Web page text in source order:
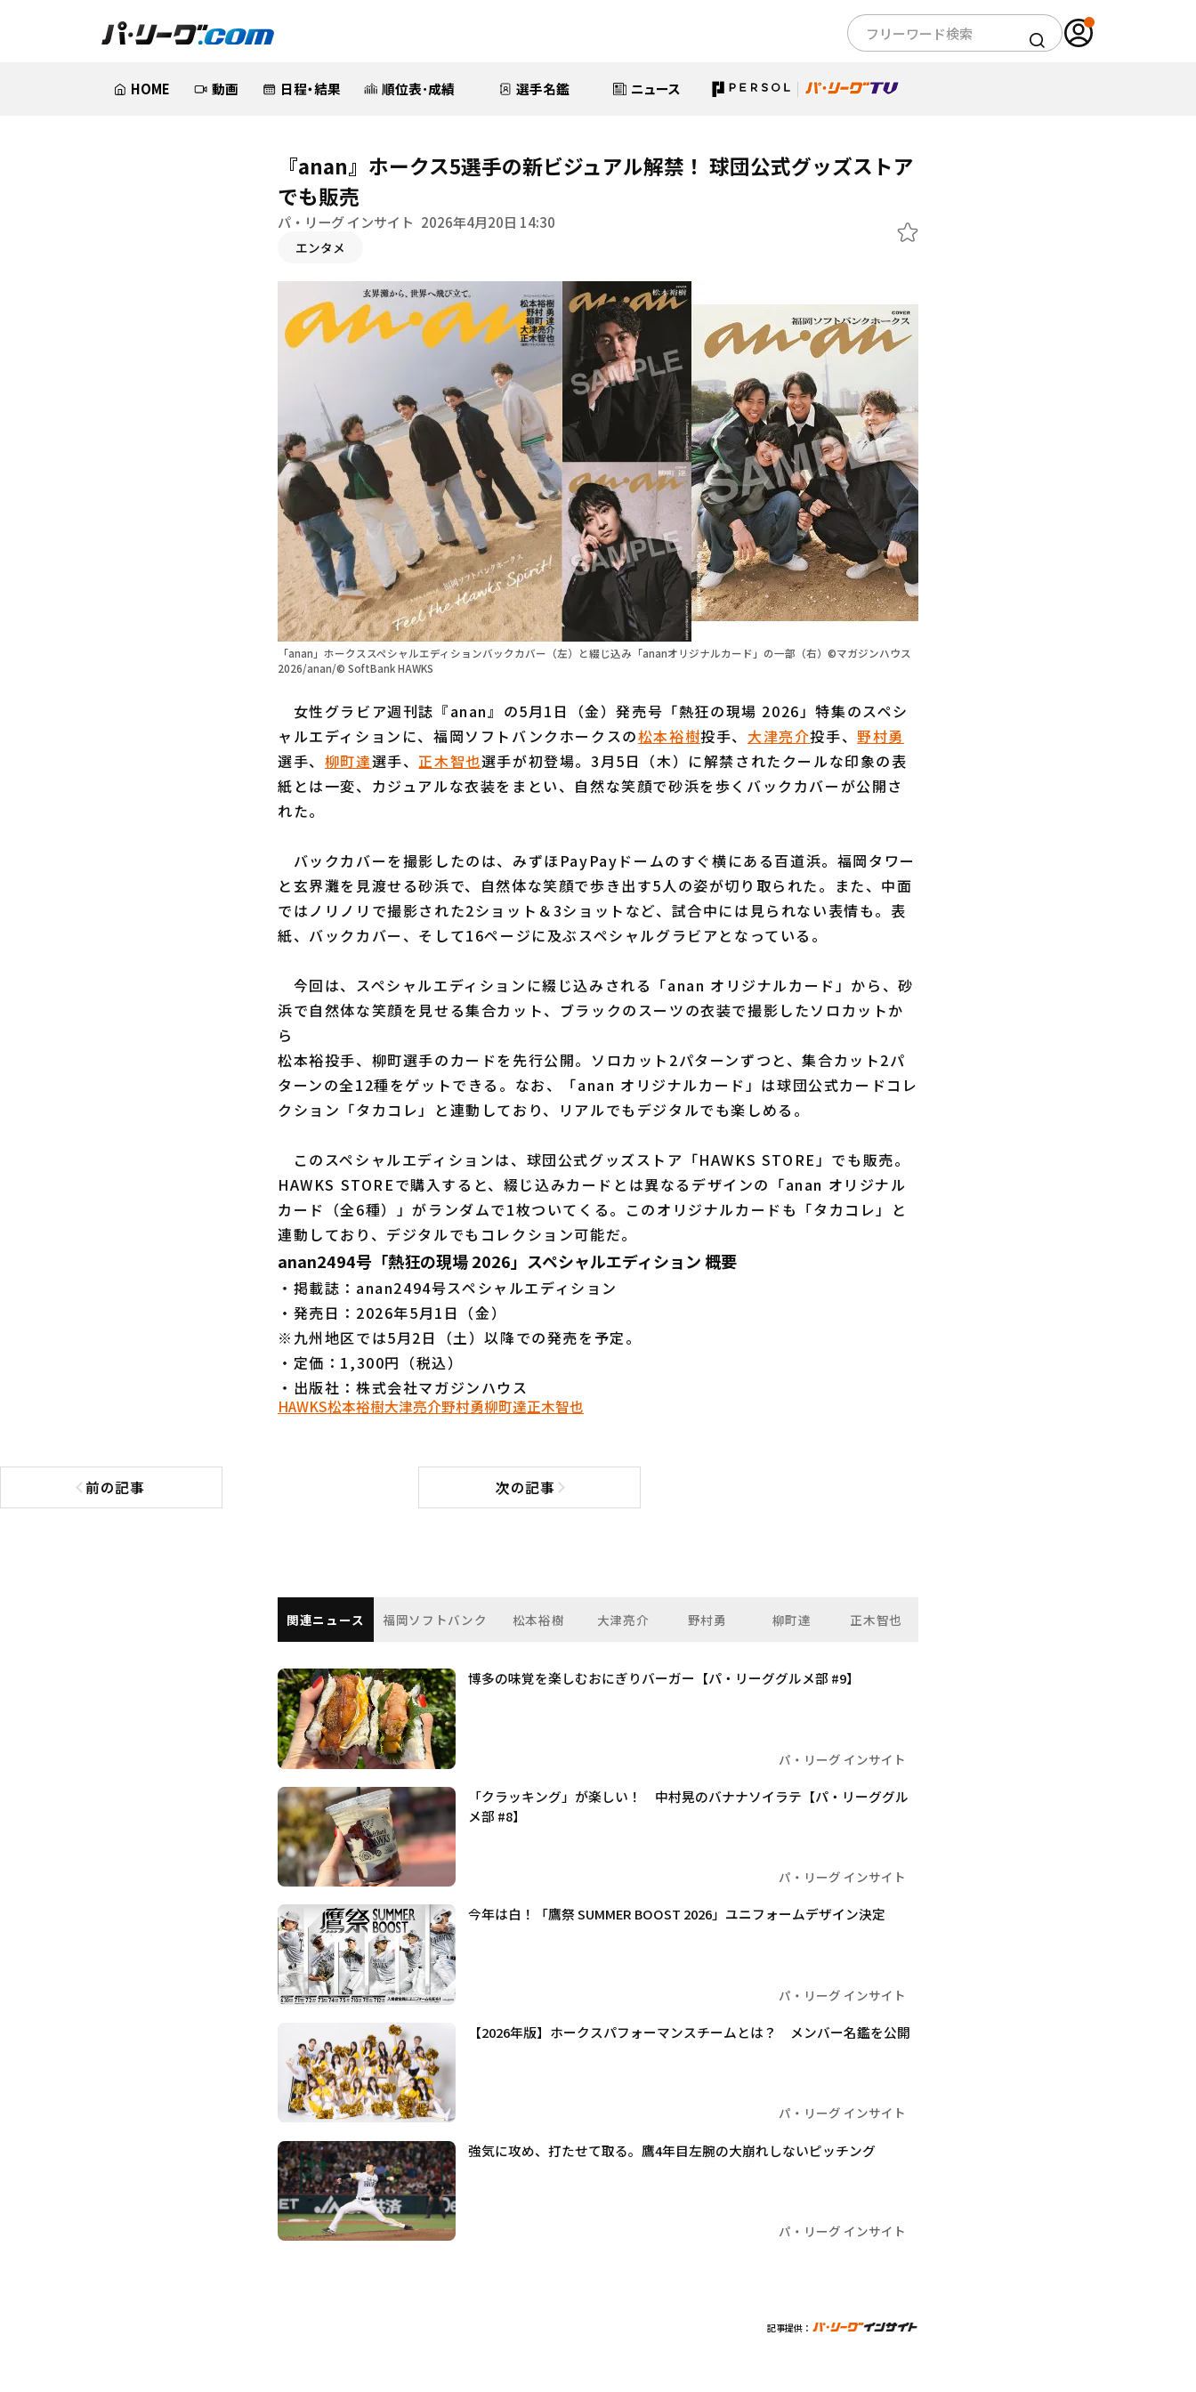
HOME 動画 日程・結果 順位表･成績 選手名鑑 ニュース
『anan』ホークス5選手の新ビジュアル解禁！ 球団公式グッズストア
でも販売
パ・リーグ インサイト 2026年4月20日 14:30
エンタメ
「anan」ホークススペシャルエディションバックカバー（左）と綴じ込み「ananオリジナルカード」の一部（右）©マガジンハウス
2026/anan/© SoftBank HAWKS
女性グラビア週刊誌『anan』の5月1日（金）発売号「熱狂の現場 2026」特集のスペシ
ャルエディションに、福岡ソフトバンクホークスの松本裕樹投手、 大津亮介投手、野村勇
選手、 柳町達選手、 正木智也選手が初登場。3月5日（木）に解禁されたクールな印象の表
紙とは一変、カジュアルな衣装をまとい、自然な笑顔で砂浜を歩くバックカバーが公開さ
れた。
バックカバーを撮影したのは、みずほPayPayドームのすぐ横にある百道浜。福岡タワー
と玄界灘を見渡せる砂浜で、自然体な笑顔で歩き出す5人の姿が切り取られた。また、中面
ではノリノリで撮影された2ショット＆3ショットなど、試合中には見られない表情も。表
紙、バックカバー、そして16ページに及ぶスペシャルグラビアとなっている。
今回は、スペシャルエディションに綴じ込みされる「anan オリジナルカード」から、砂
浜で自然体な笑顔を見せる集合カット、ブラックのスーツの衣装で撮影したソロカットか
ら
松本裕投手、柳町選手のカードを先行公開。ソロカット2パターンずつと、集合カット2パ
ターンの全12種をゲットできる。なお、「anan オリジナルカード」は球団公式カードコレ
クション「タカコレ」と連動しており、リアルでもデジタルでも楽しめる。
このスペシャルエディションは、球団公式グッズストア「HAWKS STORE」でも販売。
HAWKS STOREで購入すると、綴じ込みカードとは異なるデザインの「anan オリジナル
カード（全6種）」がランダムで1枚ついてくる。このオリジナルカードも「タカコレ」と
連動しており、デジタルでもコレクション可能だ。
anan2494号「熱狂の現場 2026」スペシャルエディション 概要
・掲載誌：anan2494号スペシャルエディション
・発売日：2026年5月1日（金）
※九州地区では5月2日（土）以降での発売を予定。
・定価：1,300円（税込）
・出版社：株式会社マガジンハウス
HAWKS松本裕樹大津亮介野村勇柳町達正木智也
前の記事
前の記事へ 次の記事次の記事へ
関連ニュース 福岡ソフトバンク 松本裕樹 大津亮介 野村勇 柳町達 正木智也
博多の味覚を楽しむおにぎりバーガー【パ・リーググルメ部 #9】
パ・リーグ インサイト
「クラッキング」が楽しい！ 中村晃のバナナソイラテ【パ・リーググル
メ部 #8】
パ・リーグ インサイト
今年は白！「鷹祭 SUMMER BOOST 2026」ユニフォームデザイン決定
パ・リーグ インサイト
【2026年版】ホークスパフォーマンスチームとは？ メンバー名鑑を公開
パ・リーグ インサイト
強気に攻め、打たせて取る。鷹4年目左腕の大崩れしないピッチング
パ・リーグ インサイト
記事提供：